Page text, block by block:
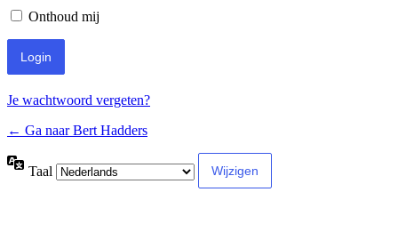
Onthoud mij
Je wachtwoord vergeten?
← Ga naar Bert Hadders
Taal